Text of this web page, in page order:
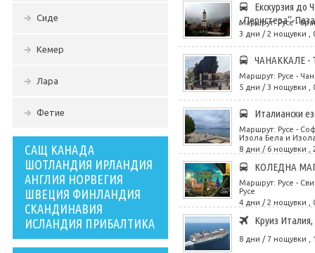
Сиде
Кемер
Лара
Фетие
САЩ КАНАДА
ШОТЛАНДИЯ ИРЛАНДИЯ
АНГЛИЯ НОРВЕГИЯ
ШВЕЦИЯ ФИНЛАНДИЯ
СКАНДИНАВИЯ
ИСЛАНДИЯ ПРИБАЛТИКА
Екскурзия до
„Перистера“-
Маршрут: Русе -
3 дни / 2 нощувки ,
ЧАНАККАЛЕ -
Маршрут: Русе -
5 дни / 3 нощувки ,
Италиански
Маршрут: Русе -
Изола Бела и
8 дни / 6 нощувки ,
КОЛЕДНА
Маршрут: Русе -
Русе
4 дни / 2 нощувки ,
Круиз
8 дни / 7 нощувки ,